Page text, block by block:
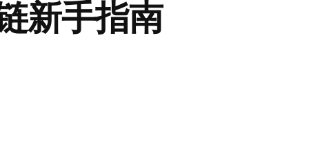
新手指南